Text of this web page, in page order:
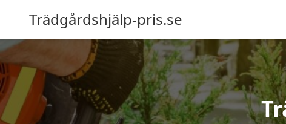
Trädgårdshjälp-pris.se